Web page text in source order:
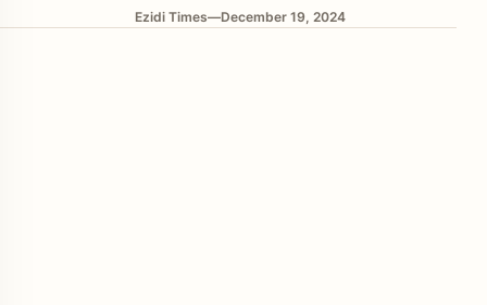
Ezidi Times—December 19, 2024